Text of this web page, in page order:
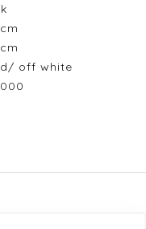
cm
cm
off white